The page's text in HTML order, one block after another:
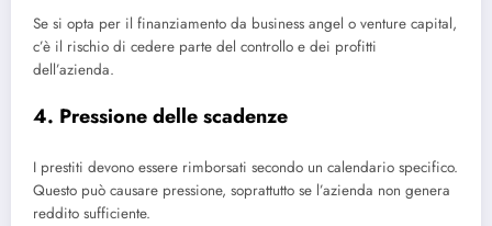
Se si opta per il finanziamento da business angel o venture capital,
c’è il rischio di cedere parte del controllo e dei profitti
dell’azienda.
4. Pressione delle scadenze
I prestiti devono essere rimborsati secondo un calendario specifico.
Questo può causare pressione, soprattutto se l’azienda non genera
reddito sufficiente.